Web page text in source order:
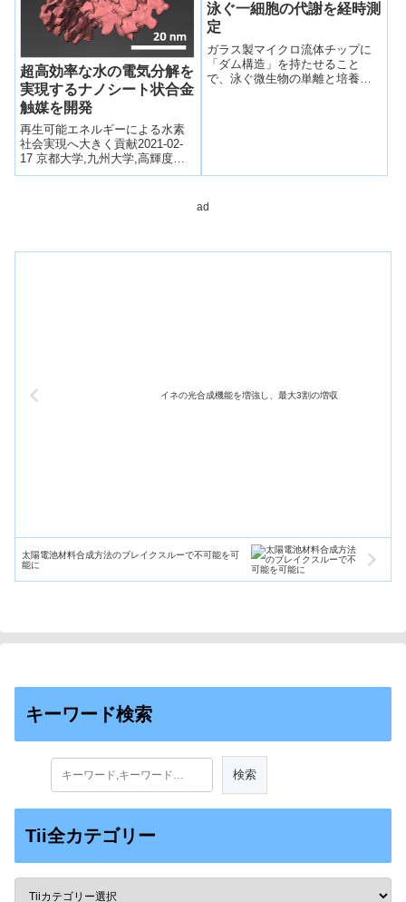
超高効率な水の電気分解を
実現するナノシート状合金
触媒を開発
再生可能エネルギーによる水素
社会実現へ大きく貢献2021-02-
17 京都大学,九州大学,高輝度光
科学研究センター,科学技術振興
泳ぐ一細胞の代謝を経時測
定
ガラス製マイクロ流体チップに
「ダム構造」を持たせること
で、泳ぐ微生物の単離と培養を
ad
イネの光合成機能を増強し、最大3割の増収
太陽電池材料合成方法のブレイクスルーで不可能を可
能に
キーワード検索
Tii全カテゴリー